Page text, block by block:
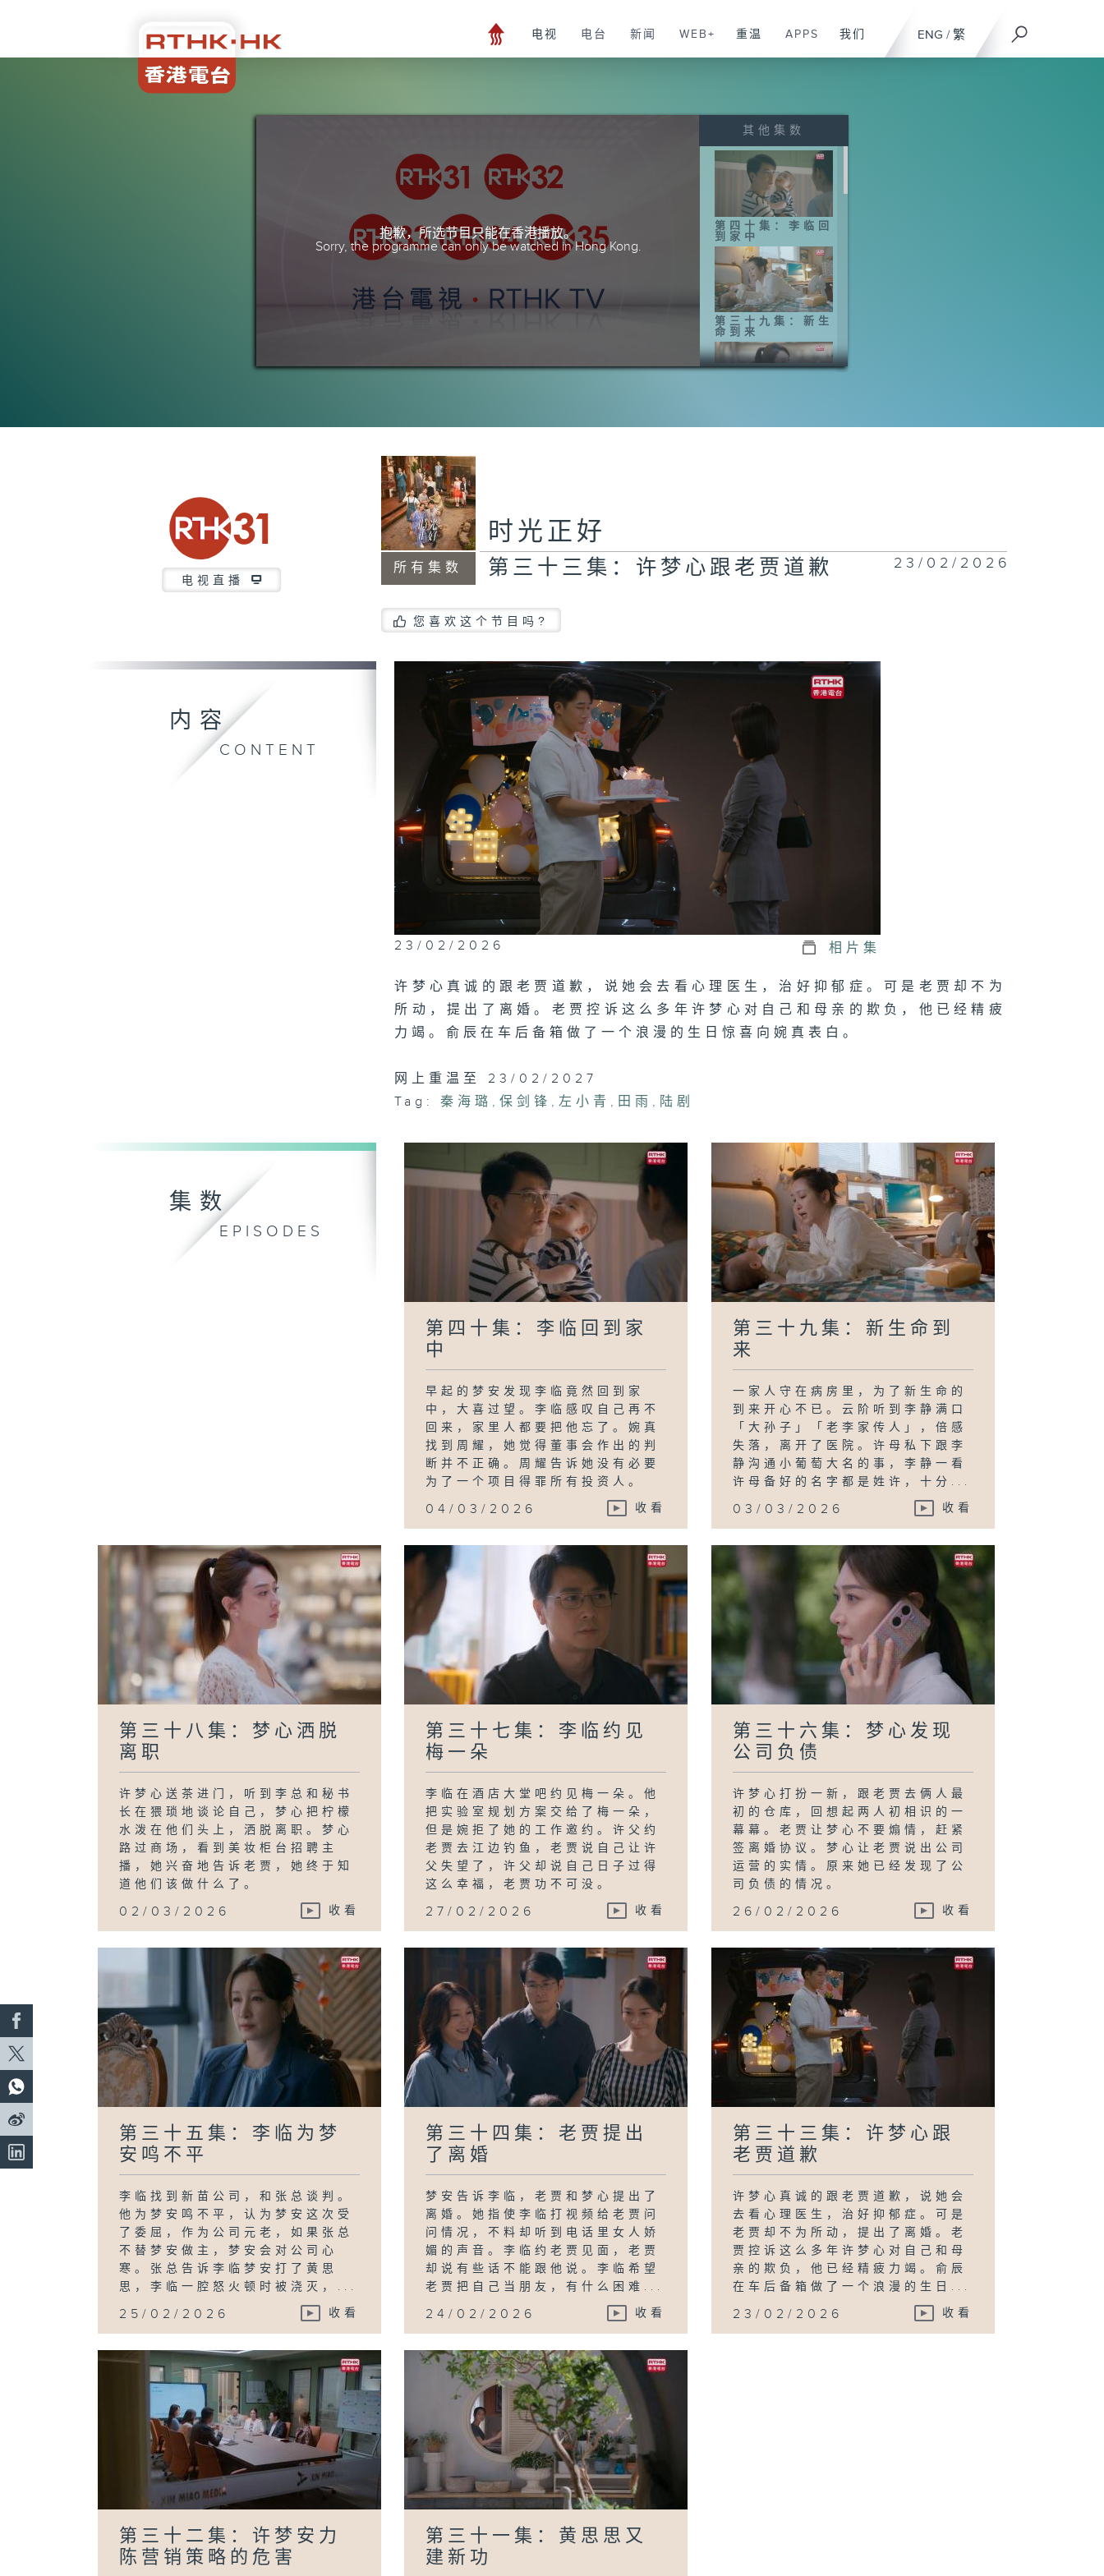
ENG / 繁
电视 电台 新闻 WEB+ 重温 APPS 我们
抱歉，所选节目只能在香港播放。
Sorry, the programme can only be watched in Hong Kong.
其他集数
第四十集：李临回
到家中
第三十九集：新生
命到来
洒脱离职
第三十五集：李临
为梦安鸣不平
第三十四集：老贾
提出了离婚
第三十二集：许梦
安力陈营销策略的
第三十一集：黄思
思又建新功
电视直播
所有集数
时光正好
第三十三集：许梦心跟老贾道歉 23/02/2026
您喜欢这个节目吗?
内容
CONTENT
23/02/2026 相片集
许梦心真诚的跟老贾道歉，说她会去看心理医生，治好抑郁症。可是老贾却不为
所动，提出了离婚。老贾控诉这么多年许梦心对自己和母亲的欺负，他已经精疲
力竭。俞辰在车后备箱做了一个浪漫的生日惊喜向婉真表白。
网上重温至 23/02/2027
Tag:
秦海璐 ,保剑锋 ,左小青 , 田雨 , 陆剧
集数
EPISODES
第四十集：李临回到家
中
早起的梦安发现李临竟然回到家
中，大喜过望。李临感叹自己再不
回来，家里人都要把他忘了。婉真
找到周耀，她觉得董事会作出的判
断并不正确。周耀告诉她没有必要
为了一个项目得罪所有投资人。
04/03/2026 收看
第三十九集：新生命到
来
一家人守在病房里，为了新生命的
到来开心不已。云阶听到李静满口
「大孙子」「老李家传人」，倍感
失落，离开了医院。许母私下跟李
静沟通小葡萄大名的事，李静一看
许母备好的名字都是姓许，十分...
03/03/2026 收看
第三十八集：梦心洒脱
离职
许梦心送茶进门，听到李总和秘书
长在猥琐地谈论自己，梦心把柠檬
水泼在他们头上，洒脱离职。梦心
路过商场，看到美妆柜台招聘主
播，她兴奋地告诉老贾，她终于知
道他们该做什么了。
02/03/2026 收看
第三十七集：李临约见
梅一朵
李临在酒店大堂吧约见梅一朵。他
把实验室规划方案交给了梅一朵，
但是婉拒了她的工作邀约。许父约
老贾去江边钓鱼，老贾说自己让许
父失望了，许父却说自己日子过得
这么幸福，老贾功不可没。
27/02/2026 收看
第三十六集：梦心发现
公司负债
许梦心打扮一新，跟老贾去俩人最
初的仓库，回想起两人初相识的一
幕幕。老贾让梦心不要煽情，赶紧
签离婚协议。梦心让老贾说出公司
运营的实情。原来她已经发现了公
司负债的情况。
26/02/2026 收看
第三十五集：李临为梦
安鸣不平
李临找到新苗公司，和张总谈判。
他为梦安鸣不平，认为梦安这次受
了委屈，作为公司元老，如果张总
不替梦安做主，梦安会对公司心
寒。张总告诉李临梦安打了黄思
思，李临一腔怒火顿时被浇灭，...
25/02/2026 收看
第三十四集：老贾提出
了离婚
梦安告诉李临，老贾和梦心提出了
离婚。她指使李临打视频给老贾问
问情况，不料却听到电话里女人娇
媚的声音。李临约老贾见面，老贾
却说有些话不能跟他说。李临希望
老贾把自己当朋友，有什么困难...
24/02/2026 收看
第三十三集：许梦心跟
老贾道歉
许梦心真诚的跟老贾道歉，说她会
去看心理医生，治好抑郁症。可是
老贾却不为所动，提出了离婚。老
贾控诉这么多年许梦心对自己和母
亲的欺负，他已经精疲力竭。俞辰
在车后备箱做了一个浪漫的生日...
23/02/2026 收看
第三十二集：许梦安力
陈营销策略的危害
第三十一集：黄思思又
建新功